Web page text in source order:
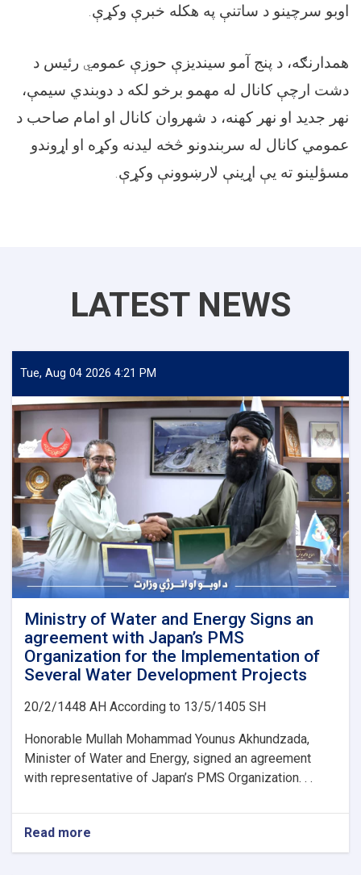
اوبو سرچینو د ساتنې په هکله خبرې وکړې.
همدارنګه، د پنج آمو سیندیزې حوزې عمومي رئیس د
دشت ارچې کانال له مهمو برخو لکه د دوبندي سیمې،
نهر جدید او نهر کهنه، د شهروان کانال او امام صاحب د
عمومي کانال له سربندونو څخه لیدنه وکړه او اړوندو
مسؤلینو ته یې اړینې لارښوونې وکړې.
LATEST NEWS
Tue, Aug 04 2026 4:21 PM
Ministry of Water and Energy Signs an
agreement with Japan’s PMS
Organization for the Implementation of
Several Water Development Projects
20/2/1448 AH According to 13/5/1405 SH
Honorable Mullah Mohammad Younus Akhundzada,
Minister of Water and Energy, signed an agreement
with representative of Japan’s PMS Organization. . .
Read more